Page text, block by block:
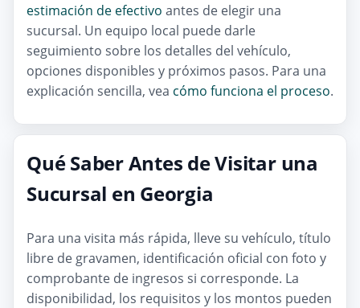
estimación de efectivo antes de elegir una
sucursal. Un equipo local puede darle
seguimiento sobre los detalles del vehículo,
opciones disponibles y próximos pasos. Para una
explicación sencilla, vea cómo funciona el proceso.
Qué Saber Antes de Visitar una
Sucursal en Georgia
Para una visita más rápida, lleve su vehículo, título
libre de gravamen, identificación oficial con foto y
comprobante de ingresos si corresponde. La
disponibilidad, los requisitos y los montos pueden